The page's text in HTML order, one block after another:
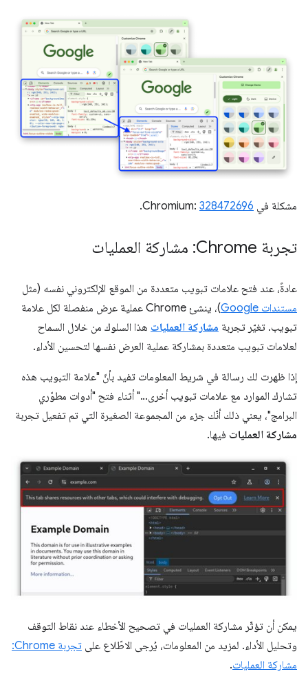
مشكلة في Chromium: 328472696
.
تجربة Chrome: مشاركة العمليات
عادةً، عند فتح علامات تبويب متعددة من الموقع الإلكتروني نفسه (مثل
مستندات Google
)، ينشئ Chrome عملية عرض منفصلة لكل علامة
تبويب. تغيّر تجربة مشاركة العمليات هذا السلوك من خلال السماح
لعلامات تبويب متعددة بمشاركة عملية العرض نفسها لتحسين الأداء.
إذا ظهرت لك رسالة في شريط المعلومات تفيد بأنّ "علامة التبويب هذه
تشارك الموارد مع علامات تبويب أخرى..." أثناء فتح "أدوات مطوّري
البرامج"، يعني ذلك أنّك جزء من المجموعة الصغيرة التي تم تفعيل تجربة
مشاركة العمليات فيها.
يمكن أن تؤثّر مشاركة العمليات في تصحيح الأخطاء عند نقاط التوقف
وتحليل الأداء. لمزيد من المعلومات، يُرجى الاطّلاع على
تجربة Chrome:
مشاركة العمليات.